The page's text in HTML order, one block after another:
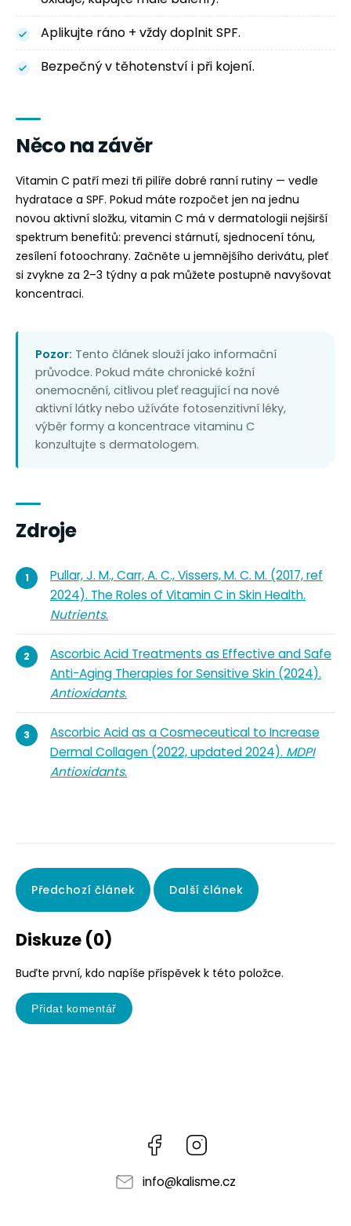
Aplikujte ráno + vždy doplnit SPF.
Bezpečný v těhotenství i při kojení.
Něco na závěr
Vitamin C patří mezi tři pilíře dobré ranní rutiny — vedle
hydratace a SPF. Pokud máte rozpočet jen na jednu
novou aktivní složku, vitamin C má v dermatologii nejširší
spektrum benefitů: prevenci stárnutí, sjednocení tónu,
zesílení fotoochrany. Začněte u jemnějšího derivátu, pleť
si zvykne za 2–3 týdny a pak můžete postupně navyšovat
koncentraci.
Pozor: Tento článek slouží jako informační
průvodce. Pokud máte chronické kožní
onemocnění, citlivou pleť reagující na nové
aktivní látky nebo užíváte fotosenzitivní léky,
výběr formy a koncentrace vitaminu C
konzultujte s dermatologem.
Zdroje
Pullar, J. M., Carr, A. C., Vissers, M. C. M. (2017, ref
2024). The Roles of Vitamin C in Skin Health.
Nutrients.
Ascorbic Acid Treatments as Effective and Safe
Anti-Aging Therapies for Sensitive Skin (2024).
Antioxidants.
Ascorbic Acid as a Cosmeceutical to Increase
Dermal Collagen (2022, updated 2024). MDPI
Antioxidants.
Předchozí článek Další článek
Diskuze (0)
Buďte první, kdo napíše příspěvek k této položce.
Přidat komentář
Facebook
info@kalisme.cz